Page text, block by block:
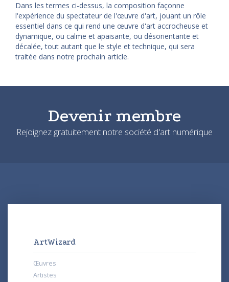
Dans les termes ci-dessus, la composition façonne
l'expérience du spectateur de l'œuvre d'art, jouant un rôle
essentiel dans ce qui rend une œuvre d'art accrocheuse et
dynamique, ou calme et apaisante, ou désorientante et
décalée, tout autant que le style et technique, qui sera
traitée dans notre prochain article.
Devenir membre
Rejoignez gratuitement notre société d'art numérique
ArtWizard
Œuvres
Artistes